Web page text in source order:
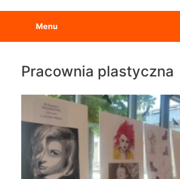
Menu
Pracownia plastyczna